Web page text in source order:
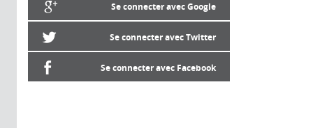
Se connecter avec Google
Se connecter avec Twitter
Se connecter avec Facebook